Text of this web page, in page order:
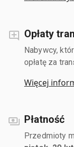
Opłaty
Nabywcy,
opłatę za
Więcej
Płatność
Przedmioty